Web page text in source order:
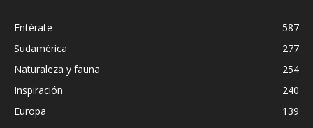
Entérate
587
Sudamérica
277
Naturaleza y fauna
254
Inspiración
240
Europa
139